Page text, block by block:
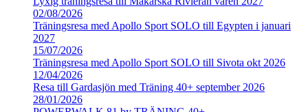
02/08/2026
Träningsresa med Apollo Sport SOLO till Egypten i januari
2027
15/07/2026
Träningsresa med Apollo Sport SOLO till Sivota okt 2026
12/04/2026
Resa till Gardasjön med Träning 40+ september 2026
28/01/2026